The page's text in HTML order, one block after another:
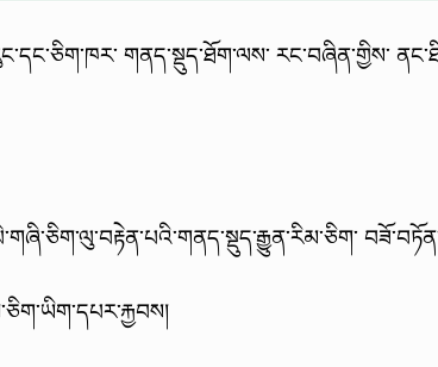
གནད་སྡུད་ཐོག་ལས་ རང་བཞིན་གྱིས་